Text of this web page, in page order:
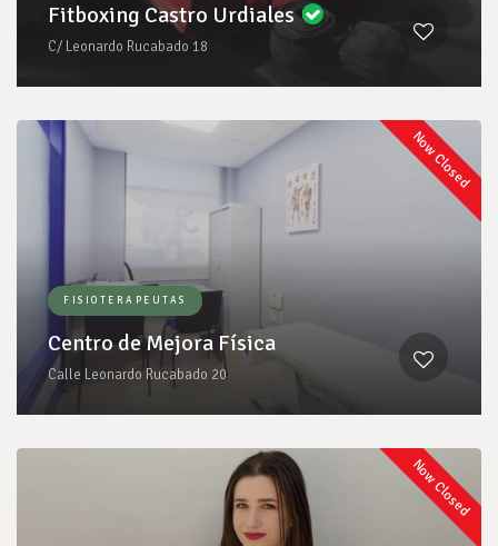
Fitboxing Castro Urdiales
C/ Leonardo Rucabado 18
Now Closed
FISIOTERAPEUTAS
Centro de Mejora Física
Calle Leonardo Rucabado 20
Now Closed